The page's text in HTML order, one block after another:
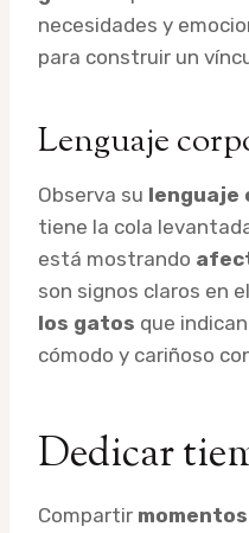
necesidades y
para construir un
Lenguaje
Observa su lenguaje
tiene la cola
está mostrando
son signos claros en el
los gatos que
cómodo y cariñoso
Dedicar
Compartir